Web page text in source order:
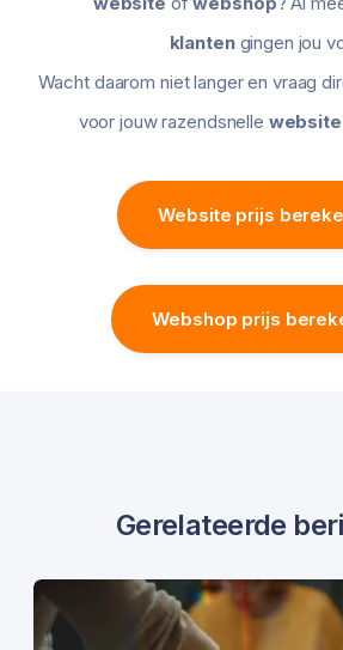
klantengingen jou
Wacht daarom niet langer en vraag
voor jouw razendsnelle website
Website prijs
Webshop prijs
Gerelateerde